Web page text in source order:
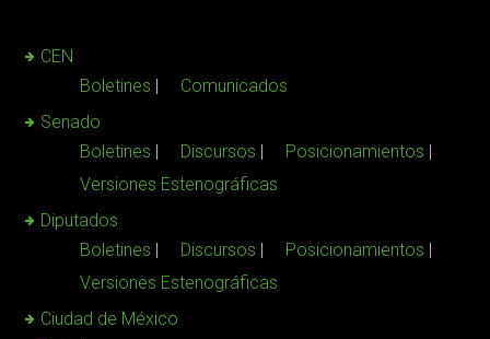
CEN
Boletines
Comunicados
Senado
Boletines
Discursos
Posicionamientos
Versiones Estenográficas
Diputados
Boletines
Discursos
Posicionamientos
Versiones Estenográficas
Ciudad de México